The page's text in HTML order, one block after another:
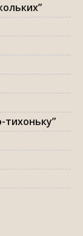
тихоньку”